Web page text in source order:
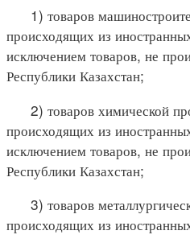
1) товаров
происходящих из
исключением товаров, не
Республики Казахстан;
2) товаров химической
происходящих из
исключением товаров, не
Республики Казахстан;
3) товаров
происходящих из